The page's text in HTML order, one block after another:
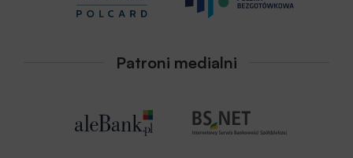
Niezależny ekspert
Sekretarz Rady Programowej
Patroni medialni